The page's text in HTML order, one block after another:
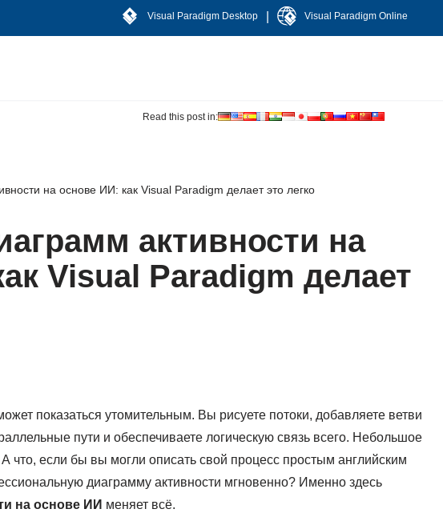
Visual Paradigm Desktop Visual Paradigm Online
Read this post in:
на основе ИИ: как Visual Paradigm делает это легко
активности на
Visual Paradigm делает
показаться утомительным. Вы рисуете потоки, добавляете ветви
пути и обеспечиваете логическую связь всего. Небольшое
что, если бы вы могли описать свой процесс простым английским
диаграмму активности мгновенно? Именно здесь
на основе ИИ меняет всё.